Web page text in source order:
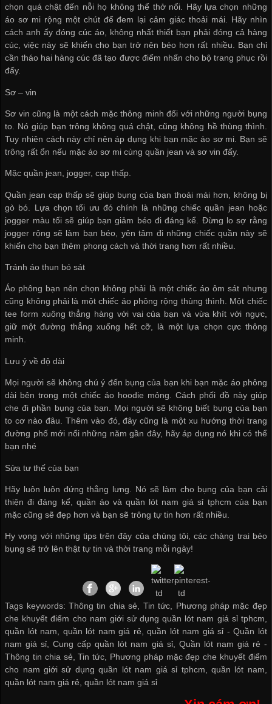
chọn quá chật đến nỗi họ không thể thở nổi. Hãy lựa chọn những
áo sơ mi rộng một chút để đem lại cảm giác thoải mái. Hãy nhìn
cách anh ấy đóng cúc áo, không nhất thiết bạn phải đóng cả hàng
cúc, việc này sẽ khiến cho bạn trở nên béo hơn rất nhiều. Bạn chỉ
cần tháo hai hàng cúc đã tạo được điểm nhấn cho bộ trang phục rồi
đấy.
Sơ – vin
Sơ vin cũng là một cách mặc thông minh đối với những người bụng
to. Nó giúp bạn trông không quá chật, cũng không hề thùng thình.
Tuy nhiên cách này chỉ nên áp dụng khi bạn mặc áo sơ mi. Bạn sẽ
trông rất ổn nếu mặc áo sơ mi cùng quần jean và sơ vin đấy.
Mặc quần jean, jogger, cạp thấp.
Quần jean cạp thấp sẽ giúp bụng của bạn thoải mái hơn, không bị
gò bó. Lựa chọn tối ưu đó chính là những chiếc quần jean hoặc
jogger màu tối sẽ giúp bạn giảm béo đi đáng kể. Đừng lo sợ rằng
jogger rộng sẽ làm bạn béo, yên tâm đi những chiếc quần này sẽ
khiến cho bạn thêm phong cách và thời trang hơn rất nhiều.
Tránh áo thun bó sát
Áo phông bạn nên chọn không phải là một chiếc áo ôm sát nhưng
cũng không phải là một chiếc áo phông rộng thùng thình. Một chiếc
tee form xuông thẳng hàng với vai của bạn và vừa khít với ngực,
giữ một đường thẳng xuống hết cỡ, là một lựa chọn cực thông
minh.
Lưu ý về độ dài
Mọi người sẽ không chú ý đến bụng của bạn khi bạn mặc áo phông
dài bên trong một chiếc áo hoodie mỏng. Cách phối đồ này giúp
che đi phần bụng của bạn. Mọi người sẽ không biết bụng của bạn
to cơ nào đâu. Thêm vào đó, đây cũng là một xu hướng thời trang
đường phố mới nổi những năm gần đây, hãy áp dụng nó khi có thể
bạn nhé
Sửa tư thế của bạn
Hãy luôn luôn đứng thẳng lưng. Nó sẽ làm cho bụng của bạn cải
thiện đi đáng kể, quần áo và quần lót nam giá sỉ tphcm của bạn
mặc cũng sẽ đẹp hơn và bạn sẽ trông tự tin hơn rất nhiều.
Hy vọng với những tips trên đây của chúng tôi, các chàng trai béo
bụng sẽ trở lên thật tự tin và thời trang mỗi ngày!
Tags keywords: Thông tin chia sẻ, Tin tức, Phương pháp mặc đẹp
che khuyết điểm cho nam giới sử dụng quần lót nam giá sỉ tphcm,
quần lót nam, quần lót nam giá rẻ, quần lót nam giá sỉ -Quần lót
nam giá sỉ ,Cung cấp quần lót nam giá sỉ, Quần lót nam giá rẻ -
Thông tin chia sẻ ,Tin tức
Phương pháp mặc đẹp che khuyết điểm
cho nam giới sử dụng quần lót nam giá sỉ tphcm
quần lót nam
quần lót nam giá rẻ ,quần lót nam giá sỉ